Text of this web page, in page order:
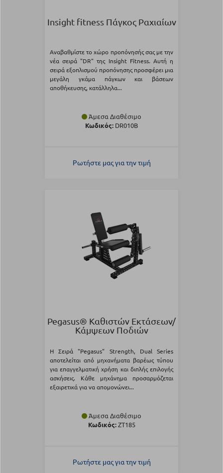
Insight fitness Πάγκος Ραχιαίων
Αναβαθμίστε το χώρο προπόνησής σας με την
νέα σειρά "DR" της Insight Fitness. Αυτή η
σειρά εξοπλισμού προπόνησης προσφέρει μια
μεγάλη γκάμα πάγκων και βάσεων
αποθήκευσης, κατάλληλα...
Άμεσα Διαθέσιμο
Κωδικός: DR010B
Ρωτήστε μας για την τιμή
Pegasus® Καθιστών Εκτάσεων/
Κάμψεων Ποδιών
Η Σειρά "Pegasus" Strength, Dual Series
αποτελείται από μηχανήματα βαρέως τύπου
για επαγγελματική χρήση και διπλής επιλογής
ασκήσεις. Κάθε μηχάνημα προσαρμόζεται
εξαιρετικά για να απομονώνει...
Άμεσα Διαθέσιμο
Κωδικός:ZT185
Ρωτήστε μας για την τιμή